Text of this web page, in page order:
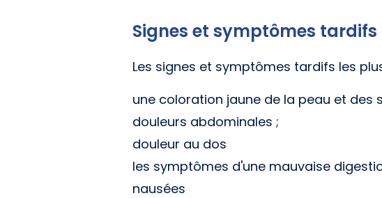
Signes et symptômes
Les signes et symptômes tardifs les
une coloration jaune de la peau et des
douleurs abdominales ;
douleur au dos
les symptômes d'une mauvaise
nausées